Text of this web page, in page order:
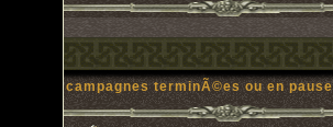
campagnes terminÃ©es ou en pause